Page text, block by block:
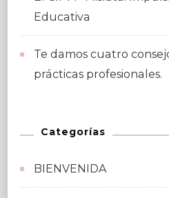
Educativa
Te damos cuatro
prácticas profesionales.
Categorías
BIENVENIDA